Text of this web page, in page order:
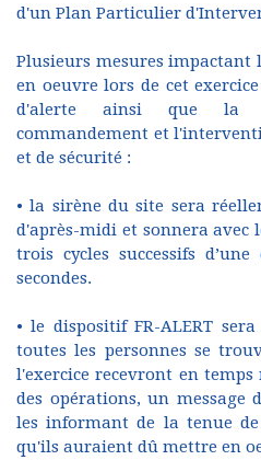
d'un Plan Particulier
Plusieurs mesures
en oeuvre lors de cet
d'alerte ainsi que la
commandement et
et de sécurité :
• la sirène du site sera
d'après-midi et sonnera avec
trois cycles successifs
secondes.
• le dispositif FR-ALERT
toutes les personnes se
l'exercice recevront en temps
des opérations, un message
les informant de la tenue de
qu'ils auraient dû mettre en